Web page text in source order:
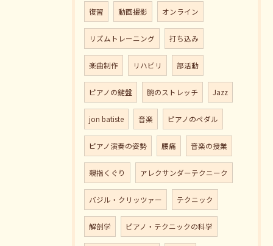
復習 動画撮影 オンライン
リズムトレーニング 打ち込み
楽曲制作 リハビリ 部活動
ピアノの鍵盤 腕のストレッチ Jazz
jon batiste 音楽 ピアノのペダル
ピアノ演奏の姿勢 腰痛 音楽の授業
親指くぐり アレクサンダーテクニーク
バジル・クリッツァー テクニック
解剖学 ピアノ・テクニックの科学